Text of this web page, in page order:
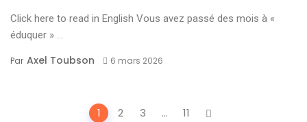
Click here to read in English Vous avez passé des mois à «
éduquer » ...
Par Axel Toubson 6 mars 2026
1 2 3 ... 11